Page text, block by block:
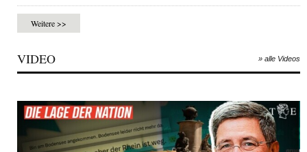
Weitere >>
VIDEO » alle Videos